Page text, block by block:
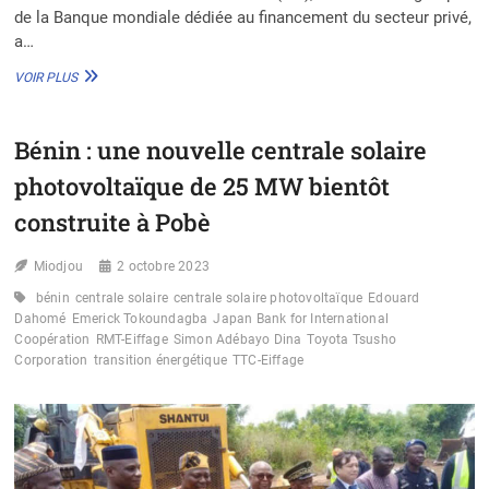
de la Banque mondiale dédiée au financement du secteur privé,
a…
VOIR PLUSASSEMBLÉES
DE
M$
MAROC
L’ÉCOCONSTRUCTION
Bénin : une nouvelle centrale solaire
photovoltaïque de 25 MW bientôt
construite à Pobè
Miodjou 2 octobre 2023
bénin centrale solaire centrale solaire photovoltaïque Edouard
Dahomé Emerick Tokoundagba Japan Bank for International
Coopération
RMT-Eiffage Simon Adébayo Dina Toyota Tsusho
Corporation transition énergétique TTC-Eiffage